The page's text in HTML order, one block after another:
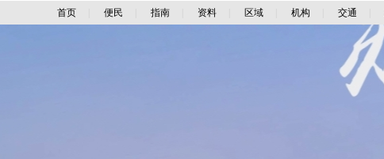
首页 便民 指南 资料 区域 机构 交通